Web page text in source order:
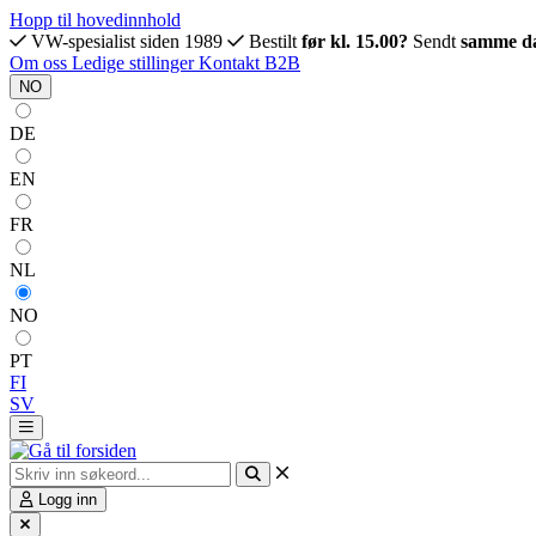
Hopp til hovedinnhold
VW-spesialist siden 1989
Bestilt før kl. 15.00? Sendt samme
Om oss Ledige stillingerKontakt B2B
NO
DE
EN
FR
NL
NO
PT
FI
SV
Logg inn